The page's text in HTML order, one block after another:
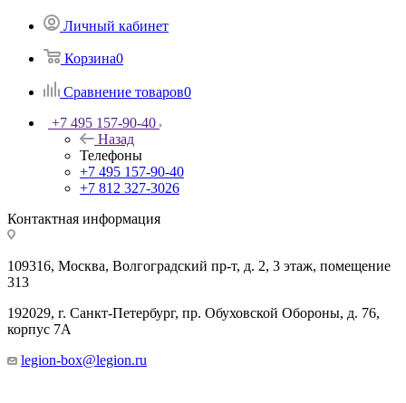
Личный кабинет
Корзина0
Сравнение товаров0
+7 495 157-90-40
Назад
Телефоны
+7 495 157-90-40
+7 812 327-3026
Контактная информация
109316, Москва, Волгоградский пр-т, д. 2, 3 этаж, помещение
313
192029, г. Санкт-Петербург, пр. Обуховской Обороны, д. 76,
корпус 7А
legion-box@legion.ru